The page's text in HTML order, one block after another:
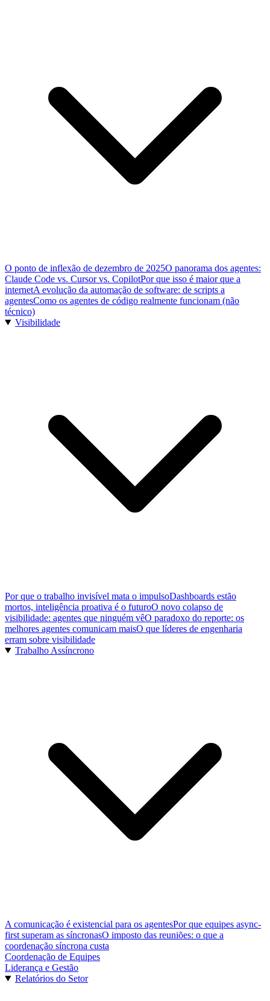
O ponto de inflexão de dezembro de 2025O panorama dos agentes:
Claude Code vs. Cursor vs. CopilotPor que isso é maior que a
internetA evolução da automação de software: de scripts a
agentesComo os agentes de código realmente funcionam (não
técnico)
Visibilidade
Por que o trabalho invisível mata o impulsoDashboards estão
mortos, inteligência proativa é o futuroO novo colapso de
visibilidade: agentes que ninguém vêO paradoxo do reporte: os
melhores agentes comunicam maisO que líderes de engenharia
erram sobre visibilidade
Trabalho Assíncrono
A comunicação é existencial para os agentesPor que equipes async-
first superam as síncronasO imposto das reuniões: o que a
coordenação síncrona custa
Coordenação de Equipes
Liderança e Gestão
Relatórios do Setor